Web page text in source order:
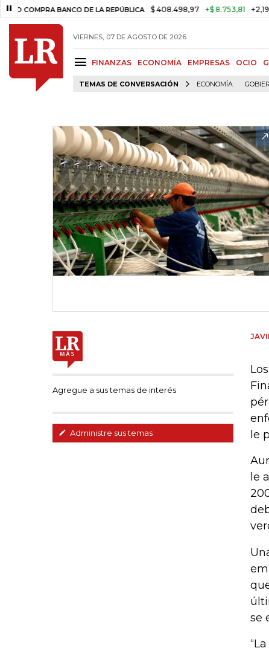
BANCO DE LA REPÚBLICA $ 408.498,97 +$ 8.753,81 +2,19%
VIERNES, 07 DE AGOSTO DE 2026
FINANZAS ECONOMÍA EMPRESAS OCIO
TEMAS DE CONVERSACIÓN ECONOMÍA
Agregue a sus temas de interés
Administre sus temas
le
le
se